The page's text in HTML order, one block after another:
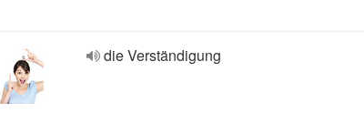
die Verständigung